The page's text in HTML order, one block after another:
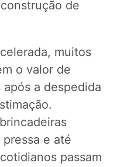
de
muitos
o valor de
a despedida
e até
passam